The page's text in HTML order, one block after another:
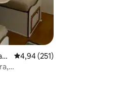
4,94 de uma avaliação média de 5,
4,94 (251)